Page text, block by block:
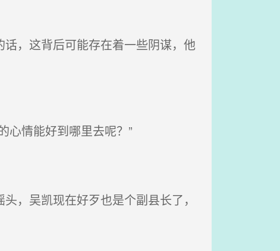
，这背后可能存在着一些阴谋，他
心情能好到哪里去呢？”
，吴凯现在好歹也是个副县长了，